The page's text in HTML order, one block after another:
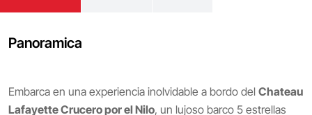
Panoramica
Embarca en una experiencia inolvidable a bordo del Chateau
Lafayette Crucero por el Nilo, un lujoso barco 5 estrellas